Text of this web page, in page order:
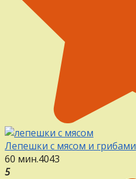
Лепешки с мясом и грибами
60 мин.4043
5